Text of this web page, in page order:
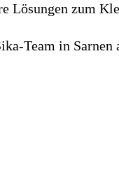
Lösungen zum
Team in